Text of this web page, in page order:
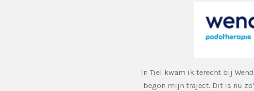
In Tiel kwam ik terecht bij
begon mijn traject. Dit is nu